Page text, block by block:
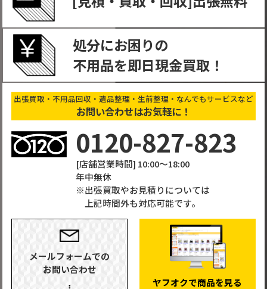
処分にお困りの
不⽤品を即日現金買取！
出張買取・不用品回収・遺品整理・生前整理・なんでもサービスなど
お問い合わせはお気軽に！
0120-827-823
[店舗営業時間] 10:00～18:00
年中無休
出張買取やお見積りについては
上記時間外も対応可能です。
メールフォームでの
お問い合わせ
ヤフオクで商品を見る